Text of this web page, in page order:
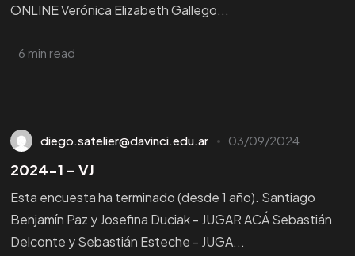
ONLINE Verónica Elizabeth Gallego...
6 min read
diego.satelier@davinci.edu.ar 03/09/2024
2024-1 – VJ
Esta encuesta ha terminado (desde 1 año). Santiago
Benjamín Paz y Josefina Duciak - JUGAR ACÁ Sebastián
Delconte y Sebastián Esteche - JUGA...
¿QuerésCONOCER
nuestras
¡ HABLEMOS !